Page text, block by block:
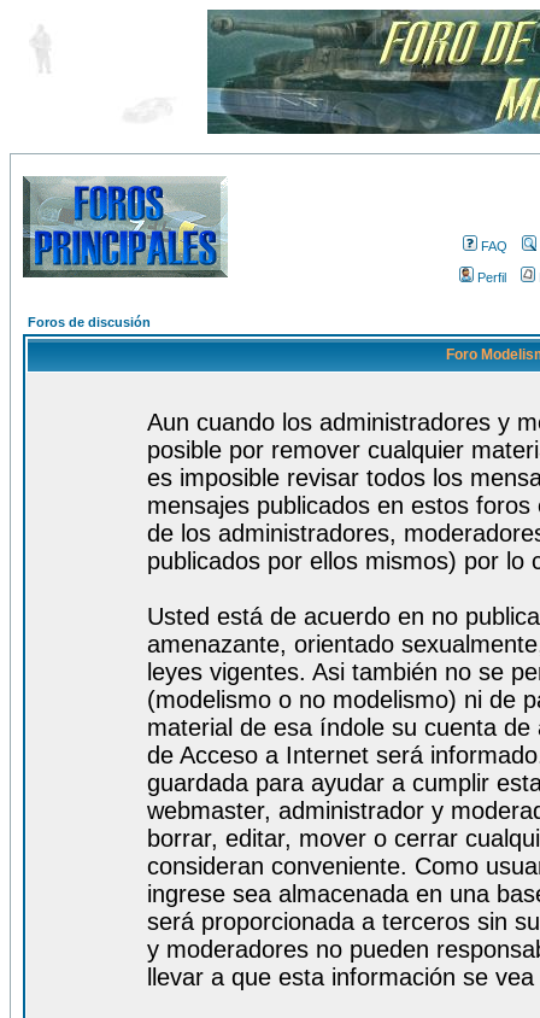
FAQ
Perfil
Foros de discusión
Foro
Aun cuando los administradores y
posible por remover cualquier
es imposible revisar todos los
mensajes publicados en estos
de los administradores,
publicados por ellos mismos) por lo
Usted está de acuerdo en no
amenazante, orientado
leyes vigentes. Asi también no se
(modelismo o no modelismo) ni de
material de esa índole su cuenta
de Acceso a Internet será
guardada para ayudar a cumplir
webmaster, administrador y
borrar, editar, mover o cerrar
consideran conveniente. Como
ingrese sea almacenada en una
será proporcionada a terceros sin
y moderadores no pueden
llevar a que esta información se